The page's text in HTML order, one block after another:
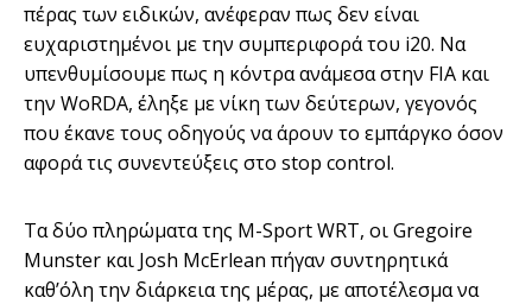
πέρας των ειδικών, ανέφεραν πως δεν είναι
ευχαριστημένοι με την συμπεριφορά του i20. Να
υπενθυμίσουμε πως η κόντρα ανάμεσα στην FIA και
την WoRDA, έληξε με νίκη των δεύτερων, γεγονός
που έκανε τους οδηγούς να άρουν το εμπάργκο όσον
αφορά τις συνεντεύξεις στο stop control.
Τα δύο πληρώματα της M-Sport WRT, οι Gregoire
Munster και Josh McErlean πήγαν συντηρητικά
καθ’όλη την διάρκεια της μέρας, με αποτέλεσμα να